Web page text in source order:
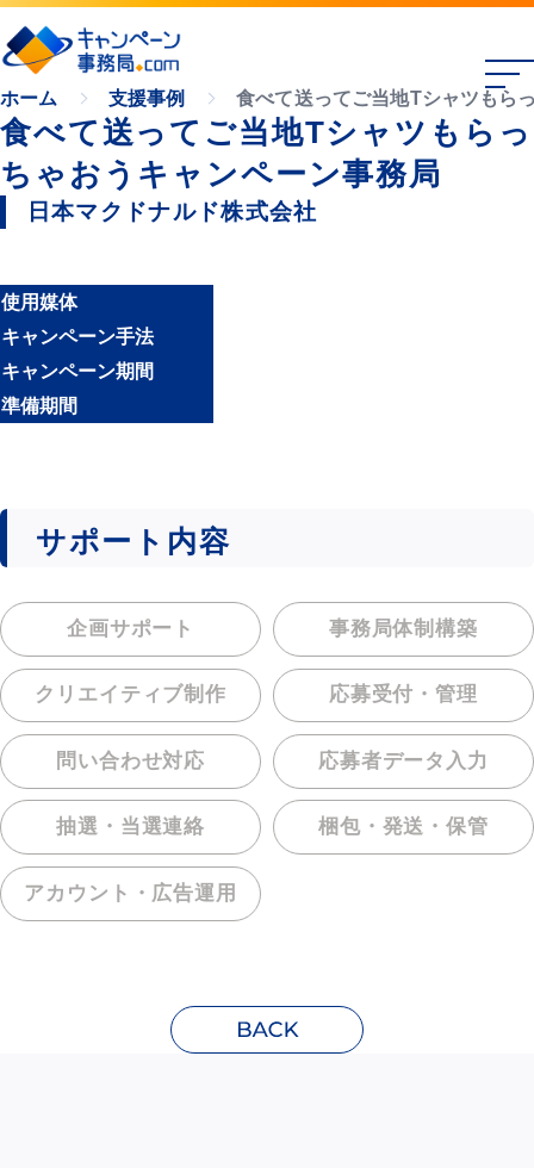
ホーム 支援事例 食べて送ってご当地Tシャツもら
食べて送ってご当地Tシャツもらっ
ちゃおうキャンペーン事務局
日本マクドナルド株式会社
使用媒体
キャンペーン手法
キャンペーン期間
準備期間
サポート内容
企画サポート 事務局体制構築
クリエイティブ制作 応募受付・管理
問い合わせ対応 応募者データ入力
抽選・当選連絡 梱包・発送・保管
アカウント・ 広告運用